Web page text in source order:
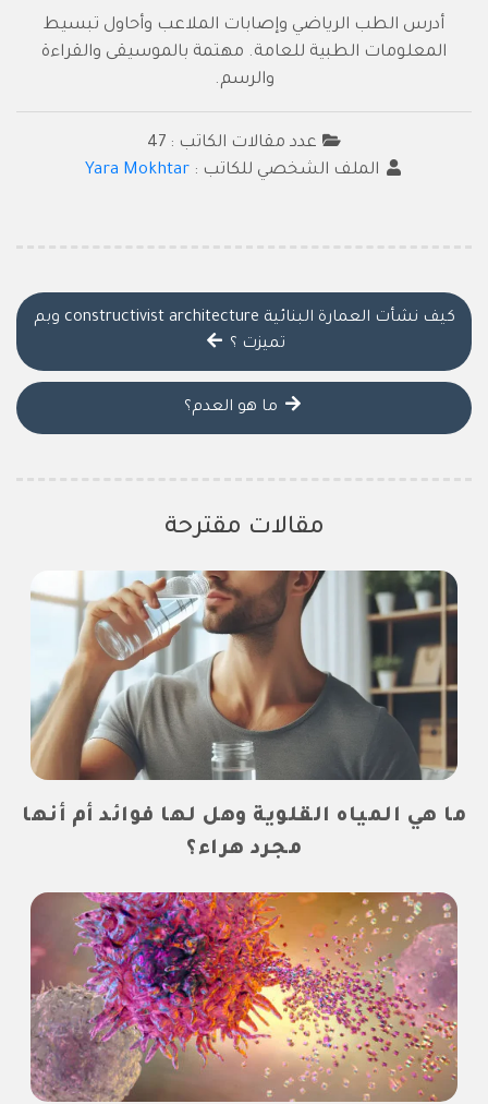
أدرس الطب الرياضي وإصابات الملاعب وأحاول تبسيط
المعلومات الطبية للعامة. مهتمة بالموسيقى والقراءة
والرسم.
عدد مقالات الكاتب : 47
الملف الشخصي للكاتب :Yara Mokhtar
كيف نشأت العمارة البنائية constructivist architecture وبم
تميزت ؟
ما هو العدم؟
مقالات مقترحة
ما هي المياه القلوية وهل لها فوائد أم أنها
مجرد هراء؟